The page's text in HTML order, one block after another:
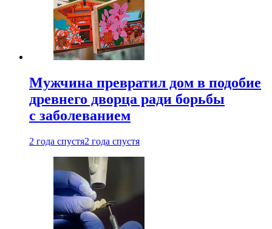
Мужчина превратил дом в подобие
древнего дворца ради борьбы
с заболеванием
2 года спустя2 года спустя